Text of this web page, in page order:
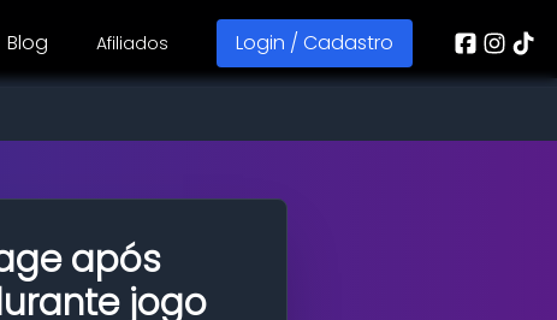
Blog Afiliados Login / Cadastro
após
jogo